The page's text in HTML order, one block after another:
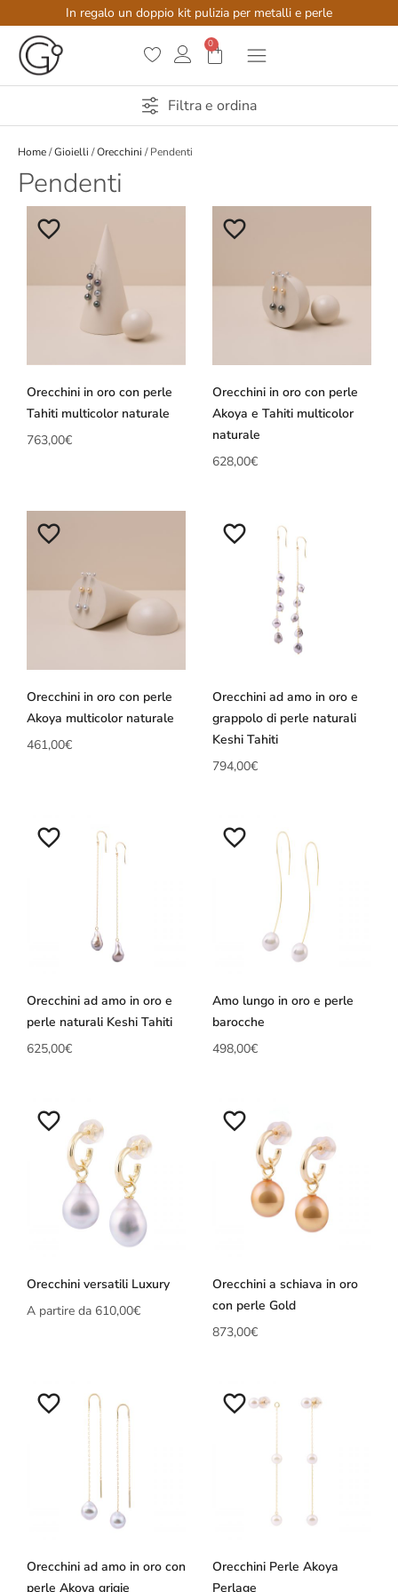
In regalo un doppio kit pulizia per metalli e perle
0
Filtra e ordina
Home/Gioielli /Orecchini / Pendenti
Pendenti
Orecchini in oro con perle
Tahiti multicolor naturale
763,00€
Orecchini in oro con perle
Akoya e Tahiti multicolor
naturale
628,00€
Orecchini in oro con perle
Akoya multicolor naturale
461,00€
Orecchini ad amo in oro e
grappolo di perle naturali
Keshi Tahiti
794,00€
Orecchini ad amo in oro e
perle naturali Keshi Tahiti
625,00€
Amo lungo in oro e perle
barocche
498,00€
Orecchini versatili Luxury
A partire da 610,00€
Orecchini a schiava in oro
con perle Gold
873,00€
Orecchini ad amo in oro con
perle Akoya grigie
Orecchini Perle Akoya
Perlage